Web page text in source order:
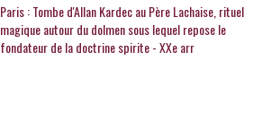
Paris : Tombe d'Allan Kardec au Père Lachaise, rituel
magique autour du dolmen sous lequel repose le
fondateur de la doctrine spirite - XXe arr